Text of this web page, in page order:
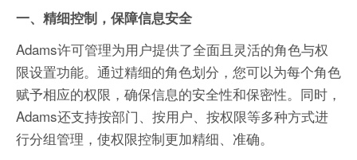
一、精细控制，保障信息安全
Adams许可管理为用户提供了全面且灵活的角色与权
限设置功能。通过精细的角色划分，您可以为每个角色
赋予相应的权限，确保信息的安全性和保密性。同时，
Adams还支持按部门、按用户、按权限等多种方式进
行分组管理，使权限控制更加精细、准确。